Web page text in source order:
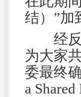
结）”加
经反
为大家
委最终
a Shared